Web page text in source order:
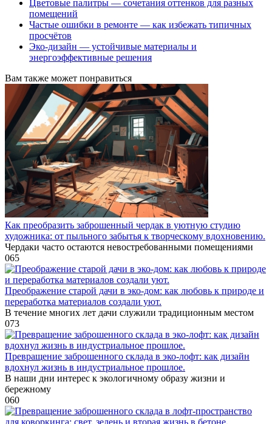
Цветовые палитры — сочетания оттенков для разных
помещений
Частые ошибки в ремонте — как избежать типичных
просчётов
Эко-дизайн — устойчивые материалы и
энергоэффективные решения
Вам также может понравиться
Как преобразить заброшенный чердак в уютную студию
художника: от пыльного забытья к творческому вдохновению.
Чердаки часто остаются невостребованными помещениями
065
Преображение старой дачи в эко-дом: как любовь к природе и
переработка материалов создали уют.
В течение многих лет дачи служили традиционным местом
073
Превращение заброшенного склада в эко-лофт: как дизайн
вдохнул жизнь в индустриальное прошлое.
В наши дни интерес к экологичному образу жизни и
бережному
060